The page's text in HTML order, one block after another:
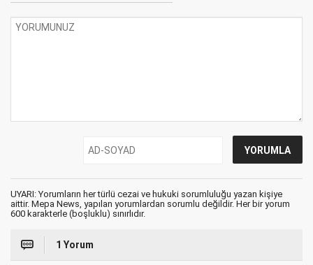
UYARI: Yorumların her türlü cezai ve hukuki sorumluluğu yazan kişiye
aittir. Mepa News, yapılan yorumlardan sorumlu değildir. Her bir yorum
600 karakterle (boşluklu) sınırlıdır.
1 Yorum